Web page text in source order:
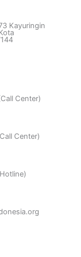
Kayuringin
Center)
Center)